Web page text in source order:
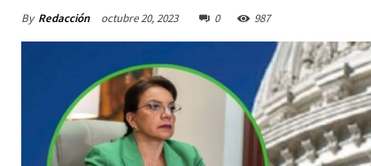
By Redacción octubre 20, 2023 0 987